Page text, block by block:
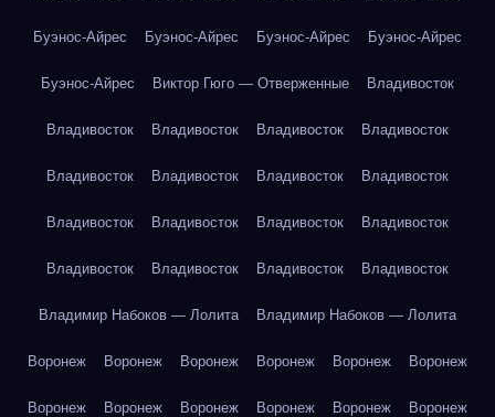
Буэнос-Айрес Буэнос-Айрес Буэнос-Айрес Буэнос-Айрес
Буэнос-Айрес Виктор Гюго — Отверженные Владивосток
Владивосток Владивосток Владивосток Владивосток
Владивосток Владивосток Владивосток Владивосток
Владивосток Владивосток Владивосток Владивосток
Владивосток Владивосток Владивосток Владивосток
Владимир Набоков — Лолита Владимир Набоков — Лолита
Воронеж Воронеж Воронеж Воронеж Воронеж Воронеж
Воронеж Воронеж Воронеж Воронеж Воронеж Воронеж